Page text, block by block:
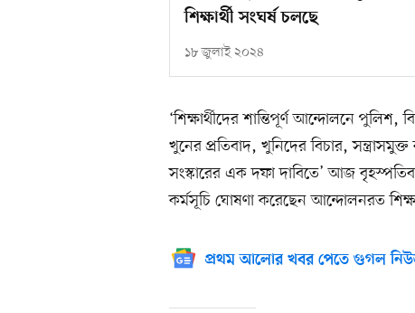
শিক্ষার্থী সংঘর্ষ চলছে
১৮ জুলাই ২০২৪
‘শিক্ষার্থীদের শান্তিপূর্ণ আন্দোলনে
খুনের প্রতিবাদ, খুনিদের বিচার,
সংস্কারের এক দফা দাবিতে’ আজ
কর্মসূচি ঘোষণা করেছেন আন্দোলনরত
প্রথম আলোর খবর পেতে গুগল